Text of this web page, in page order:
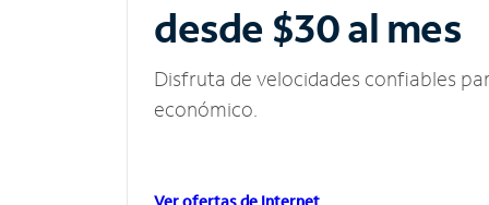
desde $30 al mes
Disfruta de velocidades confiables
económico.